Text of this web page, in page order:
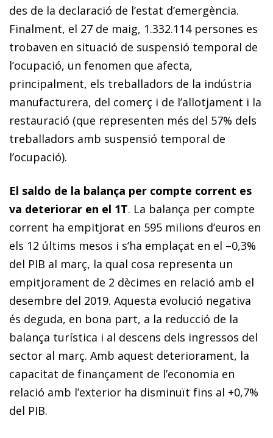
des de la declaració de l’estat d’emergència.
Finalment, el 27 de maig, 1.332.114 persones es
trobaven en situació de suspensió temporal de
l’ocupació, un fenomen que afecta,
principalment, els treballadors de la indústria
manufacturera, del comerç i de l’allotjament i la
restauració (que representen més del 57% dels
treballadors amb suspensió temporal de
l’ocupació).
El saldo de la balança per compte corrent es
va deteriorar en el 1T. La balança per compte
corrent ha empitjorat en 595 milions d’euros en
els 12 últims mesos i s’ha emplaçat en el –0,3%
del PIB al març, la qual cosa representa un
empitjorament de 2 dècimes en relació amb el
desembre del 2019. Aquesta evolució negativa
és deguda, en bona part, a la reducció de la
balança turística i al descens dels ingressos del
sector al març. Amb aquest deteriorament, la
capacitat de finançament de l’economia en
relació amb l’exterior ha disminuït fins al +0,7%
del PIB.